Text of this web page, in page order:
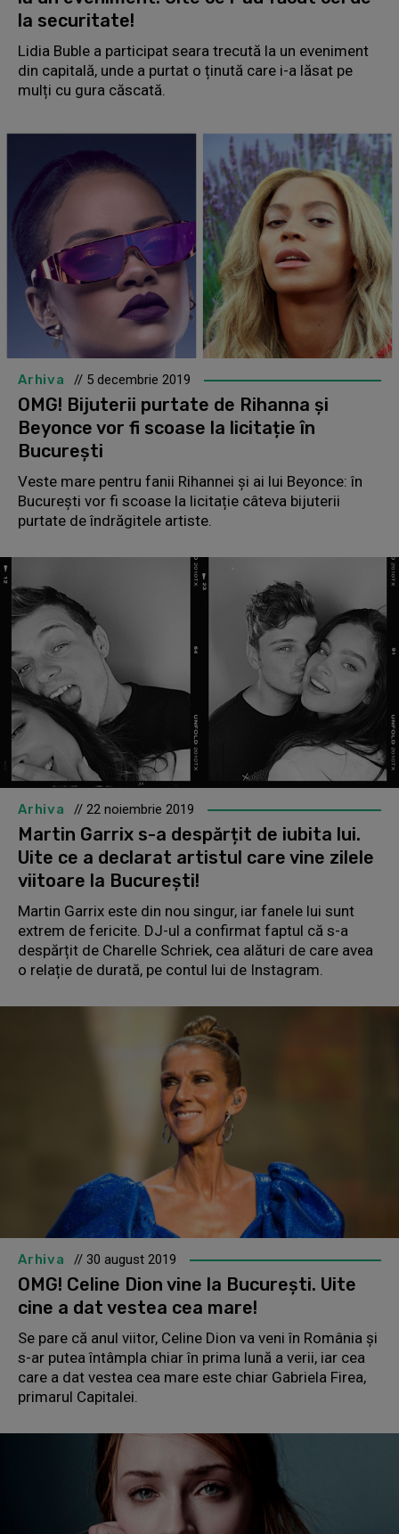
la securitate!
Lidia Buble a participat seara trecută la un eveniment
din capitală, unde a purtat o ținută care i-a lăsat pe
mulți cu gura căscată.
Arhiva // 5 decembrie 2019
OMG! Bijuterii purtate de Rihanna și
Beyonce vor fi scoase la licitație în
București
Veste mare pentru fanii Rihannei și ai lui Beyonce: în
București vor fi scoase la licitație câteva bijuterii
purtate de îndrăgitele artiste.
Arhiva // 22 noiembrie 2019
Martin Garrix s-a despărțit de iubita lui.
Uite ce a declarat artistul care vine zilele
viitoare la București!
Martin Garrix este din nou singur, iar fanele lui sunt
extrem de fericite. DJ-ul a confirmat faptul că s-a
despărțit de Charelle Schriek, cea alături de care avea
o relație de durată, pe contul lui de Instagram.
Arhiva // 30 august 2019
OMG! Celine Dion vine la București. Uite
cine a dat vestea cea mare!
Se pare că anul viitor, Celine Dion va veni în România și
s-ar putea întâmpla chiar în prima lună a verii, iar cea
care a dat vestea cea mare este chiar Gabriela Firea,
primarul Capitalei.